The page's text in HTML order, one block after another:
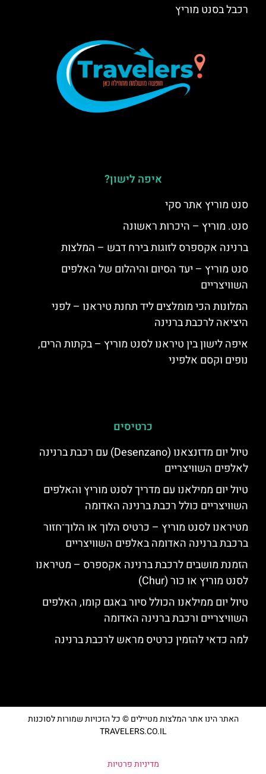
רכבל בסנט מוריץ
איפה לישון?
סנט מוריץ אתר סקי
סנט. מוריץ – היכרות ראשונה
ברנינה אקספרס לזוגות בירח דבש – המלצות
סנט מוריץ – יעד הסיום והיהלום של האלפים
השוויצריים
המלונות הכי מומלצים ליד תחנת טיראנו – לפני
היציאה לרכבת ברנינה
איפה לישון בין טיראנו לסנט מוריץ – בקתות הרים,
נופים וקסם אלפיני
כרטיסים
טיול יום מדזנצאנו (Desenzano) עם רכבת ברנינה
לאלפים השוויצריים
טיול יום ממילאנו עם מדריך לסנט מוריץ והאלפים
השוויצריים כולל רכבת ברנינה האדומה
מטיראנו לסנט מוריץ – כרטיס הלוך או הלוך־חזור
ברכבת ברנינה האדומה באלפים השוויצריים
הזמנת מושבים לרכבת ברנינה אקספרס – מטיראנו
לסנט מוריץ או כור (Chur)
טיול יום ממילאנו הכולל סיור באגם קומו, האלפים
השוויצריים ורכבת ברנינה האדומה
למה כדאי להזמין כרטיס מראש לרכבת ברנינה
האתר הינו אתר המלצות מטיילים © כל הזכויות שמורות לסוכנות
TRAVELERS.CO.IL
מדיניות פרטיות